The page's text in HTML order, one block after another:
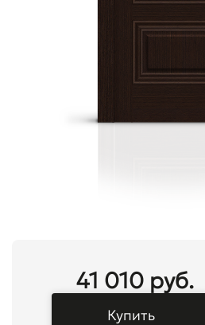
41 010 руб.
Купить